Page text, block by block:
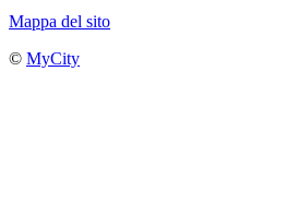
Mappa del sito
© MyCity